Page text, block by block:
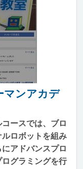
マンアカデ
ースでは、ブロ
ロボットを組み
アドバンスプロ
グラミングを行